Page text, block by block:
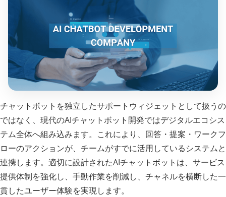
チャットボットを独立したサポートウィジェットとして扱うの
ではなく、現代のAIチャットボット開発ではデジタルエコシス
テム全体へ組み込みます。これにより、回答・提案・ワークフ
ローのアクションが、チームがすでに活用しているシステムと
連携します。適切に設計されたAIチャットボットは、サービス
提供体制を強化し、手動作業を削減し、チャネルを横断した一
貫したユーザー体験を実現します。